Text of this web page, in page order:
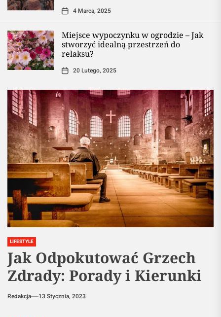
4 Marca, 2025
Miejsce wypoczynku w ogrodzie – Jak
stworzyć idealną przestrzeń do
relaksu?
20 Lutego, 2025
LIFESTYLE
Jak Odpokutować Grzech
Zdrady: Porady i Kierunki
Redakcja 13 Stycznia, 2023